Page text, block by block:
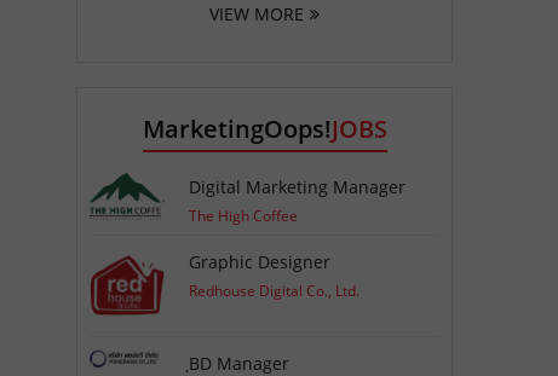
VIEW MORE
MarketingOops!JOBS
Digital Marketing Manager
The High Coffee
Graphic Designer
Redhouse Digital Co., Ltd.
ฺBD Manager